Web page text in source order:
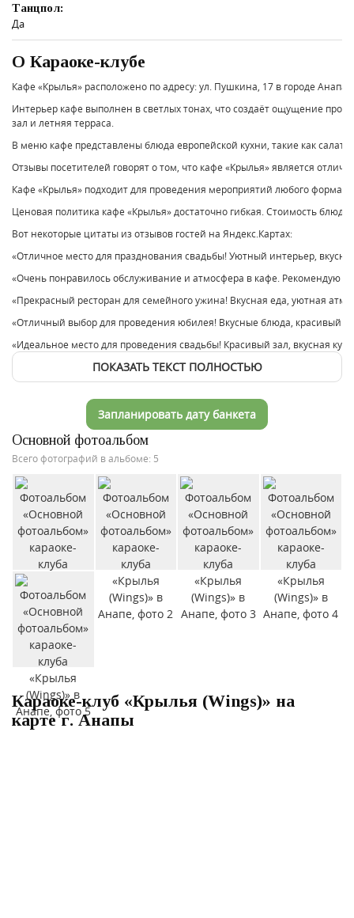
Танцпол:
Да
О Караоке-клубе
Кафе «Крылья» расположено по адресу: ул. Пушкина, 17 в городе
Интерьер кафе выполнен в светлых тонах, что создаёт ощущение
зал и летняя терраса.
В меню кафе представлены блюда европейской кухни, такие как
Отзывы посетителей говорят о том, что кафе «Крылья» является
Кафе «Крылья» подходит для проведения мероприятий любого
Ценовая политика кафе «Крылья» достаточно гибкая. Стоимость блюд
Вот некоторые цитаты из отзывов гостей на Яндекс.Картах:
«Отличное место для празднования свадьбы! Уютный интерьер,
«Очень понравилось обслуживание и атмосфера в кафе. Рекомендую
«Прекрасный ресторан для семейного ужина! Вкусная еда, уютная
«Отличный выбор для проведения юбилея! Вкусные блюда, красивый
«Идеальное место для проведения свадьбы! Красивый зал, вкусная
ПОКАЗАТЬ ТЕКСТ ПОЛНОСТЬЮ
Запланировать дату банкета
Основной фотоальбом
Всего фотографий в альбоме: 5
Караоке-клуб «Крылья (Wings)» на
карте г. Анапы